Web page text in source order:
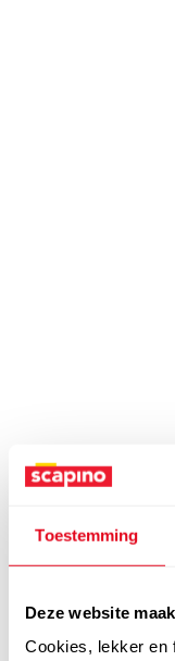
Toestemming
Deze website
Cookies, lekker en